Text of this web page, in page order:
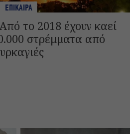
ΕΠΙΚΑΙΡΑ
το 2018 έχουν καεί
στρέμματα από